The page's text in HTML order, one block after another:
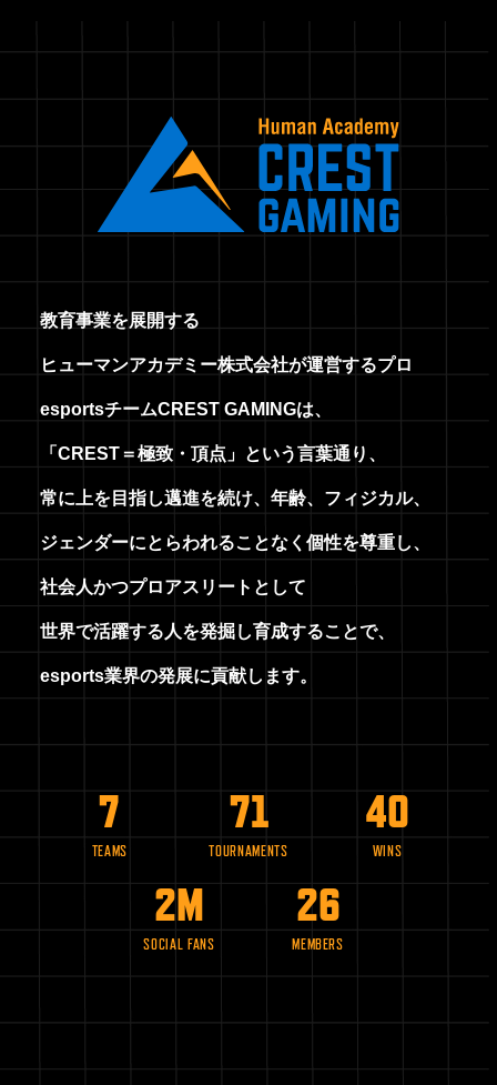
教育事業を展開する
ヒ ューマンアカデミ ー株式会社が運営するプロ
esportsチームC R EST GA M NGは、
「C R EST＝極致 ・頂点 」 という言葉通 り 、
常に 上を 目指し邁進を続け、年齢、 フ ィジカル、
ジェンダーにと らわれるこ とな く個性を尊重し、
社会人かつプロアス リ ー ト と して
世界で活躍する 人を発掘し育成するこ とで、
esports業界の発展に貢献し ます。
7
TEAMS
74
TOURNAMENTS
50
WINS
2M
SOCIAL FANS
38
MEMBERS